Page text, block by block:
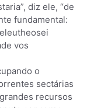
diz ele, “de
fundamental:
vos
o
sectárias
recursos